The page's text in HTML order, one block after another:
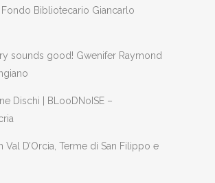
Fondo Bibliotecario Giancarlo
sounds good! Gwenifer Raymond
Dischi | BLooDNoISE –
Val D’Orcia, Terme di San Filippo e